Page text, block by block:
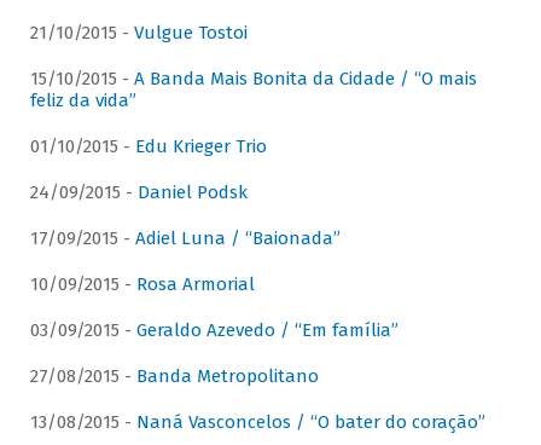
21/10/2015 - Vulgue Tostoi
15/10/2015 - A Banda Mais Bonita da Cidade / “O mais
feliz da vida”
01/10/2015 - Edu Krieger Trio
24/09/2015 - Daniel Podsk
17/09/2015 - Adiel Luna / “Baionada”
10/09/2015 - Rosa Armorial
03/09/2015 - Geraldo Azevedo / “Em família”
27/08/2015 - Banda Metropolitano
13/08/2015 - Naná Vasconcelos / “O bater do coração”